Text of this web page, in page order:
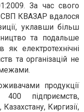
За час свого
СВП КВАЗАР вдалося
уклавши більш
та подальше
як електротехнічні
та організацій не
межами.
продукції
підприємств,
Киргизії,